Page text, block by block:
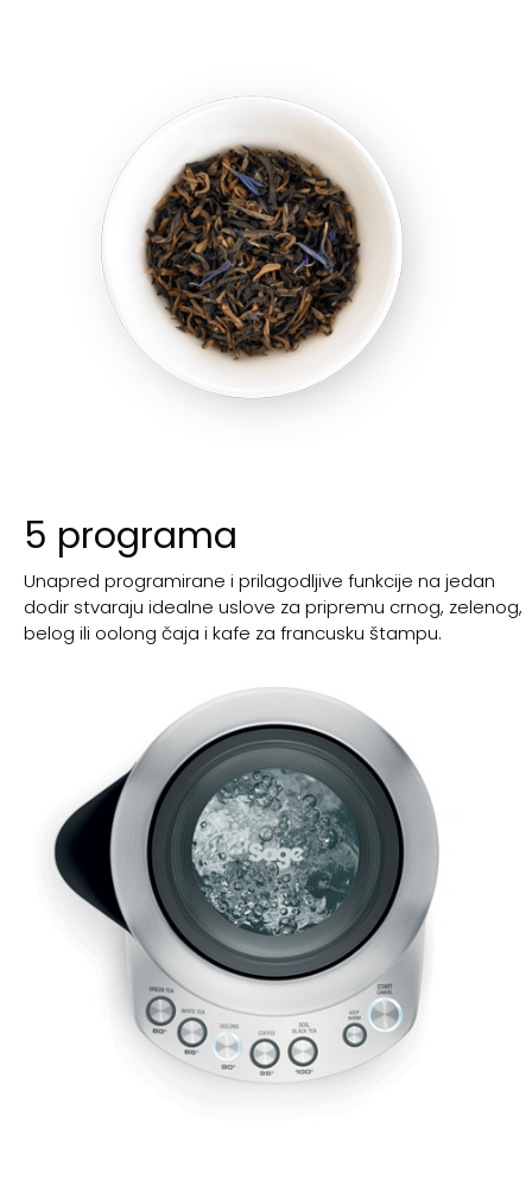
5 programa
Unapred programirane i prilagodljive funkcije na jedan
dodir stvaraju idealne uslove za pripremu crnog, zelenog,
belog ili oolong čaja i kafe za francusku štampu.